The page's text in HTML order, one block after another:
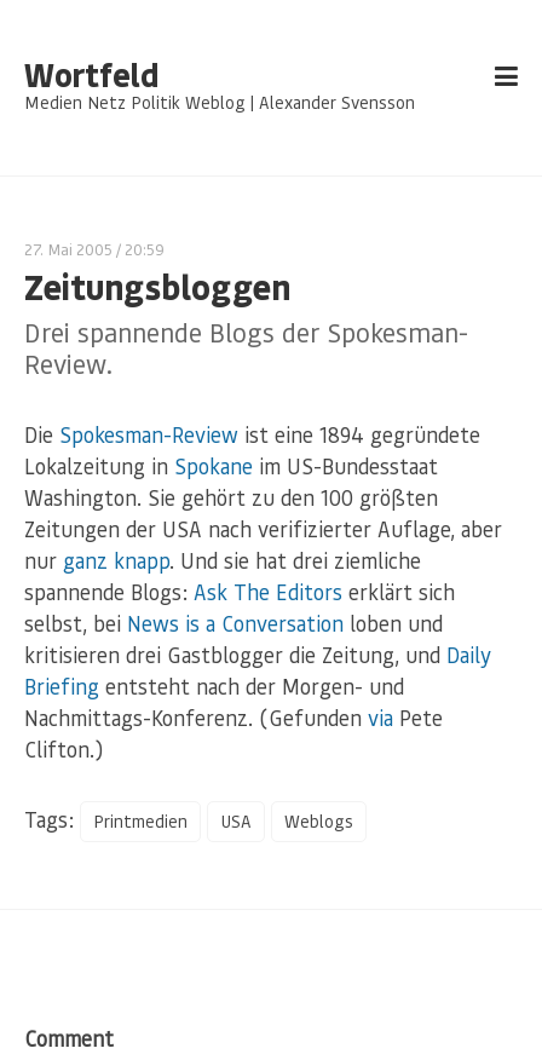
Wortfeld
Medien Netz Politik Weblog | Alexander Svensson
27. Mai 2005 / 20:59
Zeitungsbloggen
Drei spannende Blogs der Spokesman-
Review.
Die Spokesman-Review ist eine 1894 gegründete
Lokalzeitung in Spokane im US-Bundesstaat
Washington. Sie gehört zu den 100 größten
Zeitungen der USA nach verifizierter Auflage, aber
nur ganz knapp. Und sie hat drei ziemliche
spannende Blogs: Ask The Editors erklärt sich
selbst, bei News is a Conversation loben und
kritisieren drei Gastblogger die Zeitung, und Daily
Briefing entsteht nach der Morgen- und
Nachmittags-Konferenz. (Gefunden via Pete
Clifton.)
Tags: Printmedien USA Weblogs
Comment